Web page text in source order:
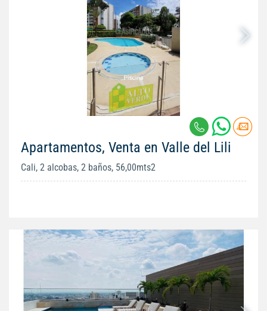
Apartamentos, Venta en Valle del Lili
Cali, 2 alcobas, 2 baños, 56,00mts2